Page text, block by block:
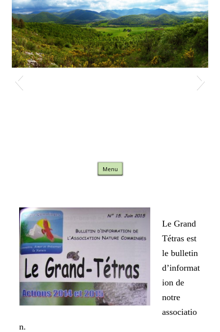
Nature Comminges
Menu Skip to content
Le Grand
Tétras est
le bulletin
d’informat
ion de
notre
associatio
n.